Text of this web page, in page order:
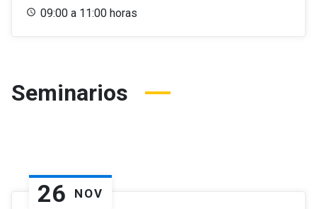
09:00 a 11:00 horas
Seminarios
26 NOV